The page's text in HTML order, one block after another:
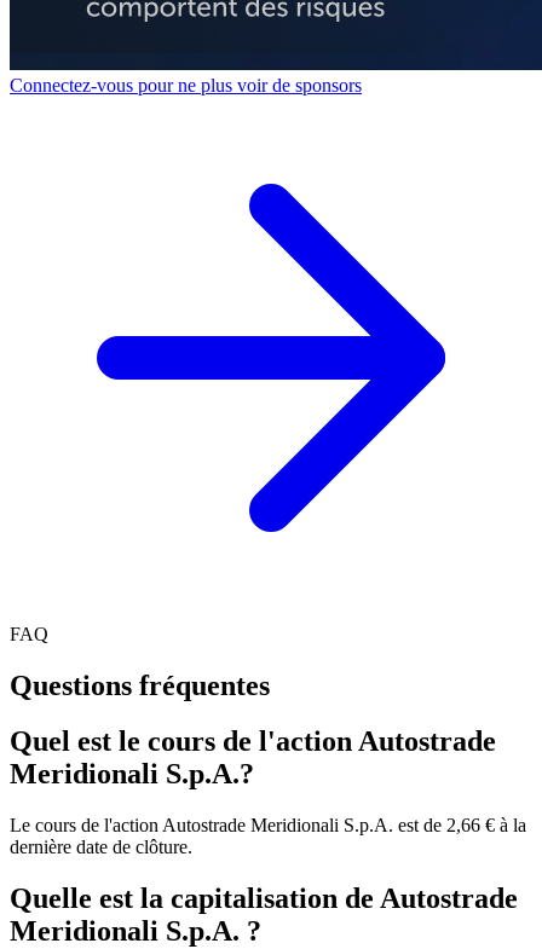
Connectez-vous pour ne plus voir de sponsors
FAQ
Questions fréquentes
Quel est le cours de l'action Autostrade
Meridionali S.p.A.?
Le cours de l'action Autostrade Meridionali S.p.A. est de 2,66 € à la
dernière date de clôture.
Quelle est la capitalisation de Autostrade
Meridionali S.p.A. ?